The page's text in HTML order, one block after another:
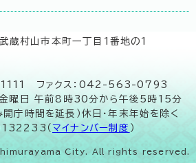
村山市本町一丁目1番地の1
ファクス：042-563-0793
金曜日 午前8時30分から午後5時15分
庁時間を延長）休日・年末年始を除く
（ マイナンバー制度 ）
City. All rights reserved.